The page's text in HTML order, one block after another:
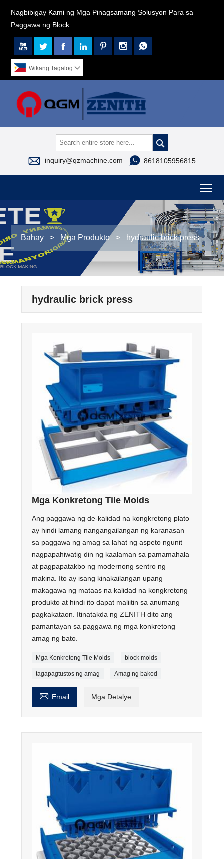
Nagbibigay Kami ng Mga Pinagsamang Solusyon Para sa
Paggawa ng Block.
      
Wikang Tagalog 

 inquiry@qzmachine.com  8618105956815
Bahay > Mga Produkto > hydraulic brick press
hydraulic brick press
Mga Konkretong Tile Molds
Ang paggawa ng de-kalidad na kongkretong plato
ay hindi lamang nangangailangan ng karanasan
sa paggawa ng amag sa lahat ng aspeto ngunit
nagpapahiwatig din ng kaalaman sa pamamahala
at pagpapatakbo ng modernong sentro ng
makina. Ito ay isang kinakailangan upang
makagawa ng mataas na kalidad na kongkretong
produkto at hindi ito dapat maliitin sa anumang
pagkakataon. Itinatakda ng ZENITH dito ang
pamantayan sa paggawa ng mga konkretong
amag ng bato.
Mga Konkretong Tile Molds block molds
tagapagtustos ng amag Amag ng bakod
 Email Mga Detalye